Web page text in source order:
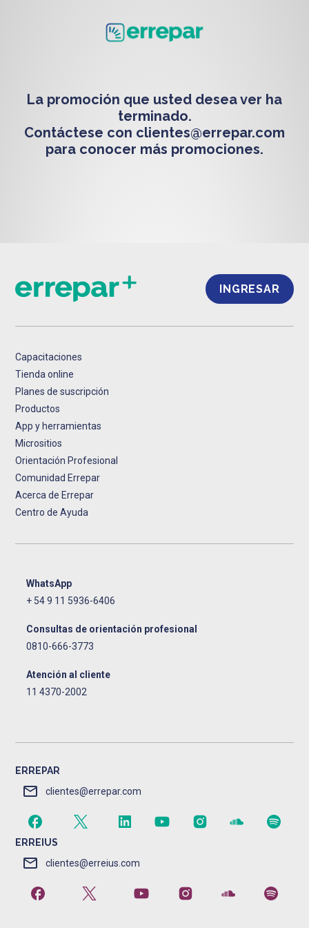
La promoción que usted desea ver ha
terminado.
Contáctese con clientes@errepar.com
para conocer más promociones.
INGRESAR
Capacitaciones
Tienda online
Planes de suscripción
Productos
App y herramientas
Micrositios
Orientación Profesional
Comunidad Errepar
Acerca de Errepar
Centro de Ayuda
WhatsApp
+ 54 9 11 5936-6406
Consultas de orientación profesional
0810-666-3773
Atención al cliente
11 4370-2002
ERREPAR
clientes@errepar.com
ERREIUS
clientes@erreius.com